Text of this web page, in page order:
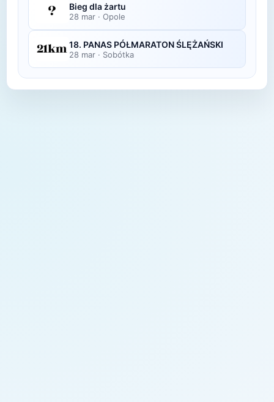
Bieg dla żartu
28 mar · Opole
18. PANAS PÓŁMARATON ŚLĘŻAŃSKI
28 mar · Sobótka